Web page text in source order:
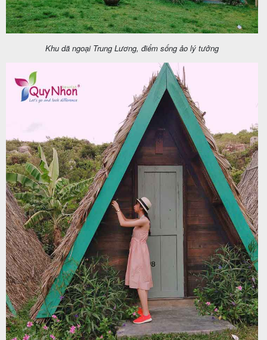
Khu dã ngoại Trung Lương, điểm sống ảo lý tưởng